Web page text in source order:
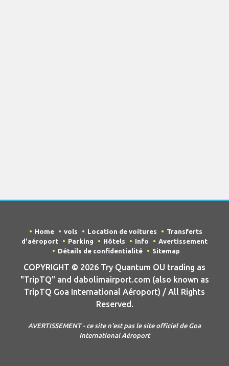
Home vols Location de voitures
Transferts
d'aéroport
Parking Hôtels Info
Avertissement
Détails de confidentialité
Sitemap
COPYRIGHT © 2026 Try Quantum OU trading as
"TripTQ" and dabolimairport.com (also known as
TripTQ Goa International Aéroport) / All Rights
Reserved.
AVERTISSEMENT - ce site n'est pas le site officiel de Goa
International Aéroport